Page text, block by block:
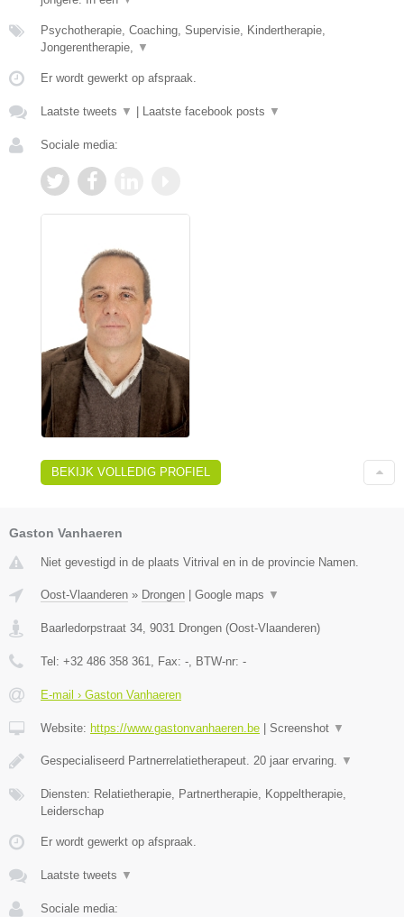
Psychotherapie, Coaching, Supervisie, Kindertherapie,
Jongerentherapie, ▼
Er wordt gewerkt op afspraak.
Laatste tweets ▼ Laatste facebook posts ▼
Sociale media:
BEKIJK VOLLEDIG PROFIEL
Gaston Vanhaeren
Niet gevestigd in de plaats Vitrival en in de provincie Namen.
Oost-Vlaanderen » Drongen Google maps ▼
Baarledorpstraat 34, 9031 Drongen (Oost-Vlaanderen)
Tel: +32 486 358 361, Fax: -, BTW-nr: -
E-mail › Gaston Vanhaeren
Website: https://www.gastonvanhaeren.be Screenshot ▼
Gespecialiseerd Partnerrelatietherapeut. 20 jaar ervaring. ▼
Diensten: Relatietherapie, Partnertherapie, Koppeltherapie,
Leiderschap
Er wordt gewerkt op afspraak.
Laatste tweets ▼
Sociale media: